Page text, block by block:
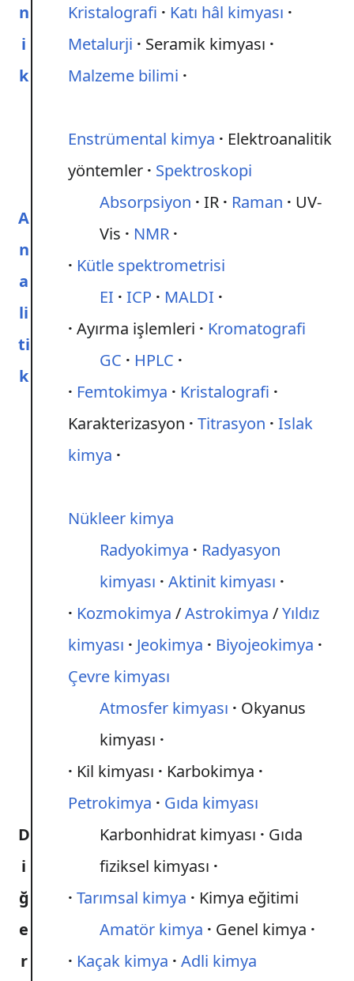
n
i
k
Kristalografi
Katı hâl kimyası
Metalurji
Seramik kimyası
Malzeme bilimi
A
n
a
li
ti
k
Enstrümental kimya
Elektroanalitik
yöntemler
Spektroskopi
Absorpsiyon
IR Raman
UV-
Vis
NMR
Kütle spektrometrisi
EI
ICP
MALDI
Ayırma işlemleri
Kromatografi
GC
HPLC
Femtokimya
Kristalografi
Karakterizasyon
Titrasyon
Islak
kimya
D
i
ğ
e
r
Nükleer kimya
Radyokimya
Radyasyon
kimyası
Aktinit kimyası
Kozmokimya /Astrokimya /Yıldız
kimyası
Jeokimya
Biyojeokimya
Çevre kimyası
Atmosfer kimyası
Okyanus
kimyası
Kil kimyası
Karbokimya
Petrokimya
Gıda kimyası
Karbonhidrat kimyası
Gıda
fiziksel kimyası
Tarımsal kimya
Kimya eğitimi
Amatör kimya
Genel kimya
Kaçak kimya
Adli kimya